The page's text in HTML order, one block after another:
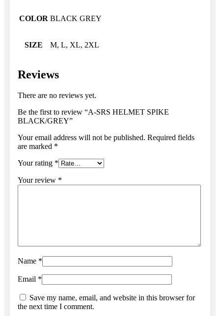
COLOR BLACK GREY
SIZE M, L, XL, 2XL
Reviews
There are no reviews yet.
Be the first to review “A-SRS HELMET SPIKE
BLACK/GREY”
Your email address will not be published. Required fields
are marked *
Your rating *
Your review *
Name *
Email *
Save my name, email, and website in this browser for
the next time I comment.